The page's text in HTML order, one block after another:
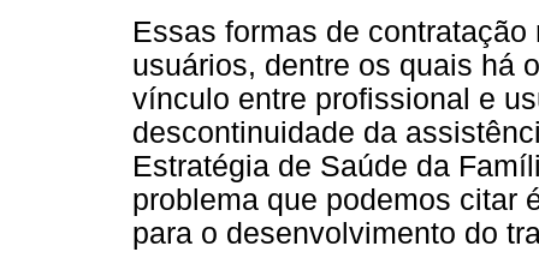
Essas formas de
usuários, dentre os quais há
vínculo entre profissional e
descontinuidade da
Estratégia de Saúde da
problema que podemos citar
para o desenvolvimento do